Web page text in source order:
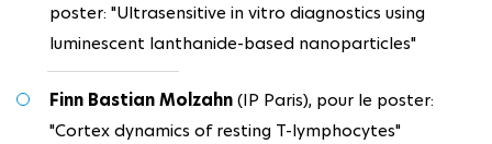
poster: "Ultrasensitive in vitro diagnostics using
luminescent lanthanide-based nanoparticles"
Finn Bastian Molzahn(IP Paris), pour le poster:
"Cortex dynamics of resting T-lymphocytes"